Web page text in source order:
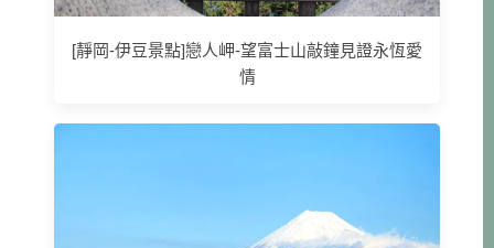
[靜岡-伊豆景點]戀人岬-望富士山敲鐘見證永恆愛
情